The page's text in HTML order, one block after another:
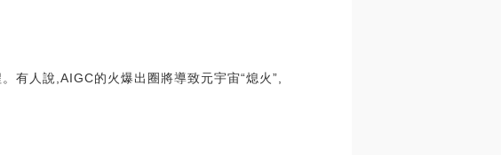
有人說,AIGC的火爆出圈將導致元宇宙“熄火”,